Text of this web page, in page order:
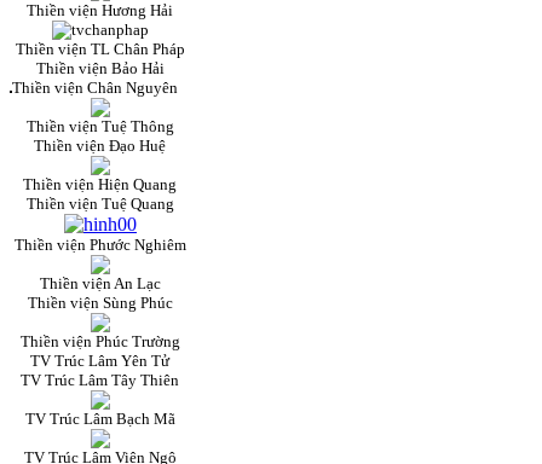
Thiền viện Hương Hải
Thiền viện TL Chân Pháp
Thiền viện Bảo Hải
Thiền viện Chân Nguyên
Thiền viện Tuệ Thông
Thiền viện Đạo Huệ
Thiền viện Hiện Quang
Thiền viện Tuệ Quang
Thiền viện Phước Nghiêm
Thiền viện An Lạc
Thiền viện Sùng Phúc
Thiền viện Phúc Trường
TV Trúc Lâm Yên Tử
TV Trúc Lâm Tây Thiên
TV Trúc Lâm Bạch Mã
TV Trúc Lâm Viên Ngộ